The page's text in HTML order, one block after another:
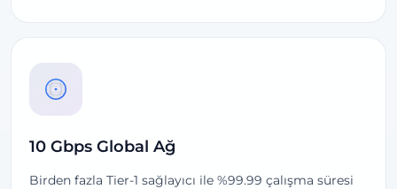
10 Gbps Global Ağ
Birden fazla Tier-1 sağlayıcı ile %99.99 çalışma süresi